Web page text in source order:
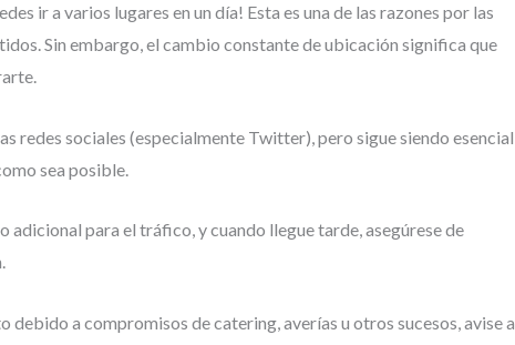
ir a varios lugares en un día! Esta es una de las razones por las
Sin embargo, el cambio constante de ubicación significa que
redes sociales (especialmente Twitter), pero sigue siendo esencial
sea posible.
para el tráfico, y cuando llegue tarde, asegúrese de
debido a compromisos de catering, averías u otros sucesos, avise a